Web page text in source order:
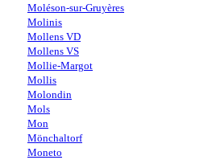
Moléson-sur-Gruyères
Molinis
Mollens VD
Mollens VS
Mollie-Margot
Mollis
Molondin
Mols
Mon
Mönchaltorf
Moneto